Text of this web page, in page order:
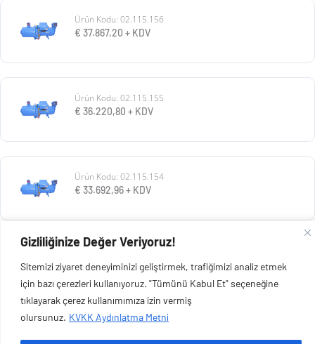
Gizliliğinize Değer Veriyoruz!
Sitemizi ziyaret deneyiminizi geliştirmek, trafiğimizi analiz etmek
için bazı çerezleri kullanıyoruz. "Tümünü Kabul Et" seçeneğine
tıklayarak çerez kullanımımıza izin vermiş
olursunuz. KVKK Aydınlatma Metni
Ürün Kodu: 02.115.156
€ 37.867,20 + KDV
Ürün Kodu: 02.115.155
€ 36.220,80 + KDV
Ürün Kodu: 02.115.154
€ 33.692,96+ KDV
€30.928,80+ KDV